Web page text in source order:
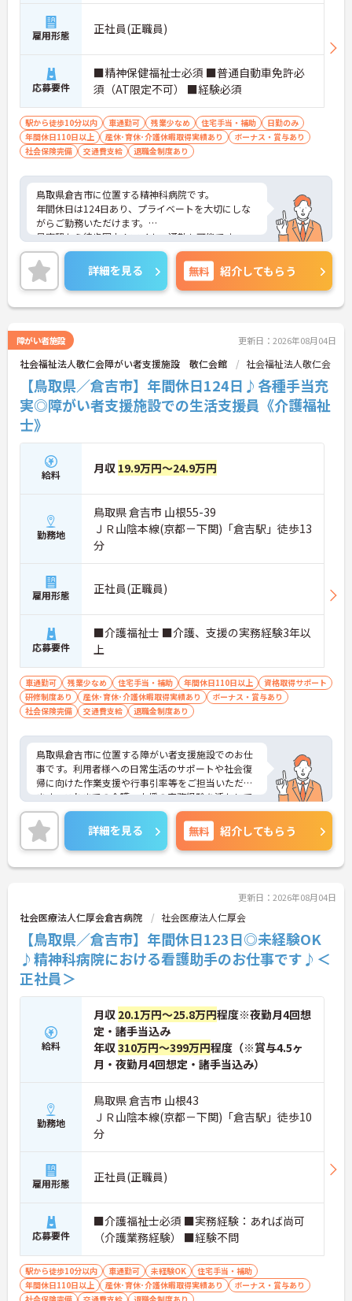
雇用形態 正社員(正職員)
応募要件
■精神保健福祉士必須 ■普通自動車免許必
須（AT限定不可） ■経験必須
駅から徒歩10分以内 車通勤可 残業少なめ 住宅手当・補助
日勤のみ
年間休日110日以上
産休･育休･介護休暇取得実績あり
ボーナス・賞与あり
社会保険完備
交通費支給 退職金制度あり
鳥取県倉吉市に位置する精神科病院です。
年間休日は124日あり、プライベートを大切にしな
がらご勤務いただけます。
最寄駅から徒歩圏内！マイカー通勤も可能です。
ご興味のある方には、面接対策ポイントなどさらに
詳細をお話いたしますので、お気軽にご相談くださ
い。
詳細を見る 無料 紹介してもらう
障がい者施設 更新日：2026年08月04日
社会福祉法人敬仁会障がい者支援施設 敬仁会館 社会福祉法人敬仁会
【鳥取県／倉吉市】年間休日124日♪各種手当充
実◎障がい者支援施設での生活支援員《介護福祉
士》
給料 月収 19.9万円～24.9万円
勤務地
鳥取県 倉吉市 山根55-39
ＪＲ山陰本線(京都－下関)「倉吉駅」徒歩13
分
雇用形態 正社員(正職員)
応募要件
■介護福祉士 ■介護、支援の実務経験3年以
上
車通勤可 残業少なめ 住宅手当・補助 年間休日110日以上
資格取得サポート
研修制度あり
産休･育休･介護休暇取得実績あり
ボーナス・賞与あり
社会保険完備
交通費支給 退職金制度あり
鳥取県倉吉市に位置する障がい者支援施設でのお仕
事です。利用者様への日常生活のサポートや社会復
帰に向けた作業支援や行事引率等をご担当いただき
ます。これまでの介護、支援の実務経験を活かして
即戦力としてご活躍いただけます。研修制度や資格
取得支援もあり、働きながらスキルアップも目指せ
ます。年間休日は124日と多く、ワークライフバラ
ンスを重視した働き方も叶います。ご興味のある方
には、面接対策ポイントなど、さらに詳細をお話し
詳細を見る 無料 紹介してもらう
更新日：2026年08月04日
社会医療法人仁厚会倉吉病院 社会医療法人仁厚会
【鳥取県／倉吉市】年間休日123日◎未経験OK
♪精神科病院における看護助手のお仕事です♪＜
正社員＞
給料
月収 20.1万円～25.8万円程度※夜勤月4回想
定・諸手当込み
年収310万円～399万円程度（※賞与4.5ヶ
月・夜勤月4回想定・諸手当込み）
勤務地
鳥取県 倉吉市 山根43
ＪＲ山陰本線(京都－下関)「倉吉駅」徒歩10
分
雇用形態 正社員(正職員)
応募要件
■介護福祉士必須 ■実務経験：あれば尚可
（介護業務経験） ■経験不問
駅から徒歩10分以内 車通勤可 未経験OK
住宅手当・補助
年間休日110日以上
産休･育休･介護休暇取得実績あり
ボーナス・賞与あり